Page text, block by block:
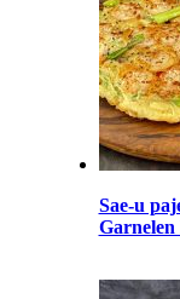
Sae-u